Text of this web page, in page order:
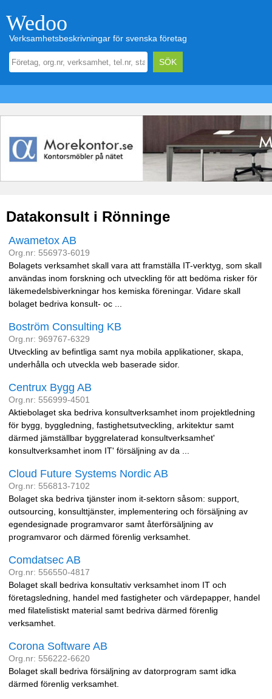
Wedoo
Verksamhetsbeskrivningar för svenska företag
Datakonsult i Rönninge
Awametox AB
Org.nr: 556973-6019
Bolagets verksamhet skall vara att framställa IT-verktyg, som skall
användas inom forskning och utveckling för att bedöma risker för
läkemedelsbiverkningar hos kemiska föreningar. Vidare skall
bolaget bedriva konsult- oc ...
Boström Consulting KB
Org.nr: 969767-6329
Utveckling av befintliga samt nya mobila applikationer, skapa,
underhålla och utveckla web baserade sidor.
Centrux Bygg AB
Org.nr: 556999-4501
Aktiebolaget ska bedriva konsultverksamhet inom projektledning
för bygg, byggledning, fastighetsutveckling, arkitektur samt
därmed jämställbar byggrelaterad konsultverksamhet'
konsultverksamhet inom IT' försäljning av da ...
Cloud Future Systems Nordic AB
Org.nr: 556813-7102
Bolaget ska bedriva tjänster inom it-sektorn såsom: support,
outsourcing, konsulttjänster, implementering och försäljning av
egendesignade programvaror samt återförsäljning av
programvaror och därmed förenlig verksamhet.
Comdatsec AB
Org.nr: 556550-4817
Bolaget skall bedriva konsultativ verksamhet inom IT och
företagsledning, handel med fastigheter och värdepapper, handel
med filatelistiskt material samt bedriva därmed förenlig
verksamhet.
Corona Software AB
Org.nr: 556222-6620
Bolaget skall bedriva försäljning av datorprogram samt idka
därmed förenlig verksamhet.